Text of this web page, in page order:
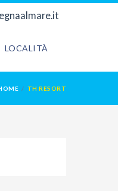
LOCALITÀ
TH RESORT